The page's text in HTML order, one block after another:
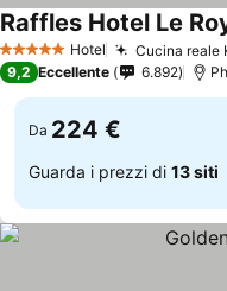
5 Stelle Hotel Cucina reale
Raffles Hotel Le
9,2 Eccellente 6.892
Da 224 €
Guarda i prezzi di 13 siti